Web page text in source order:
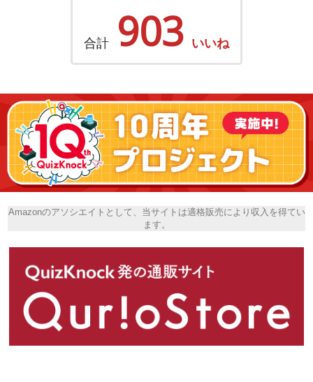
合計 903 いいね
Amazonのアソシエイトとして、当サイトは適格販売により収入を得てい
ます。